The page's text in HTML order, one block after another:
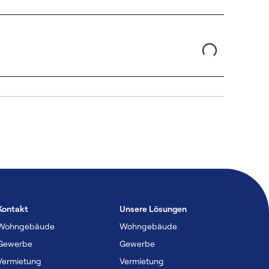
Unsere Lösungen
Wohngebäude
Gewerbe
Vermietung